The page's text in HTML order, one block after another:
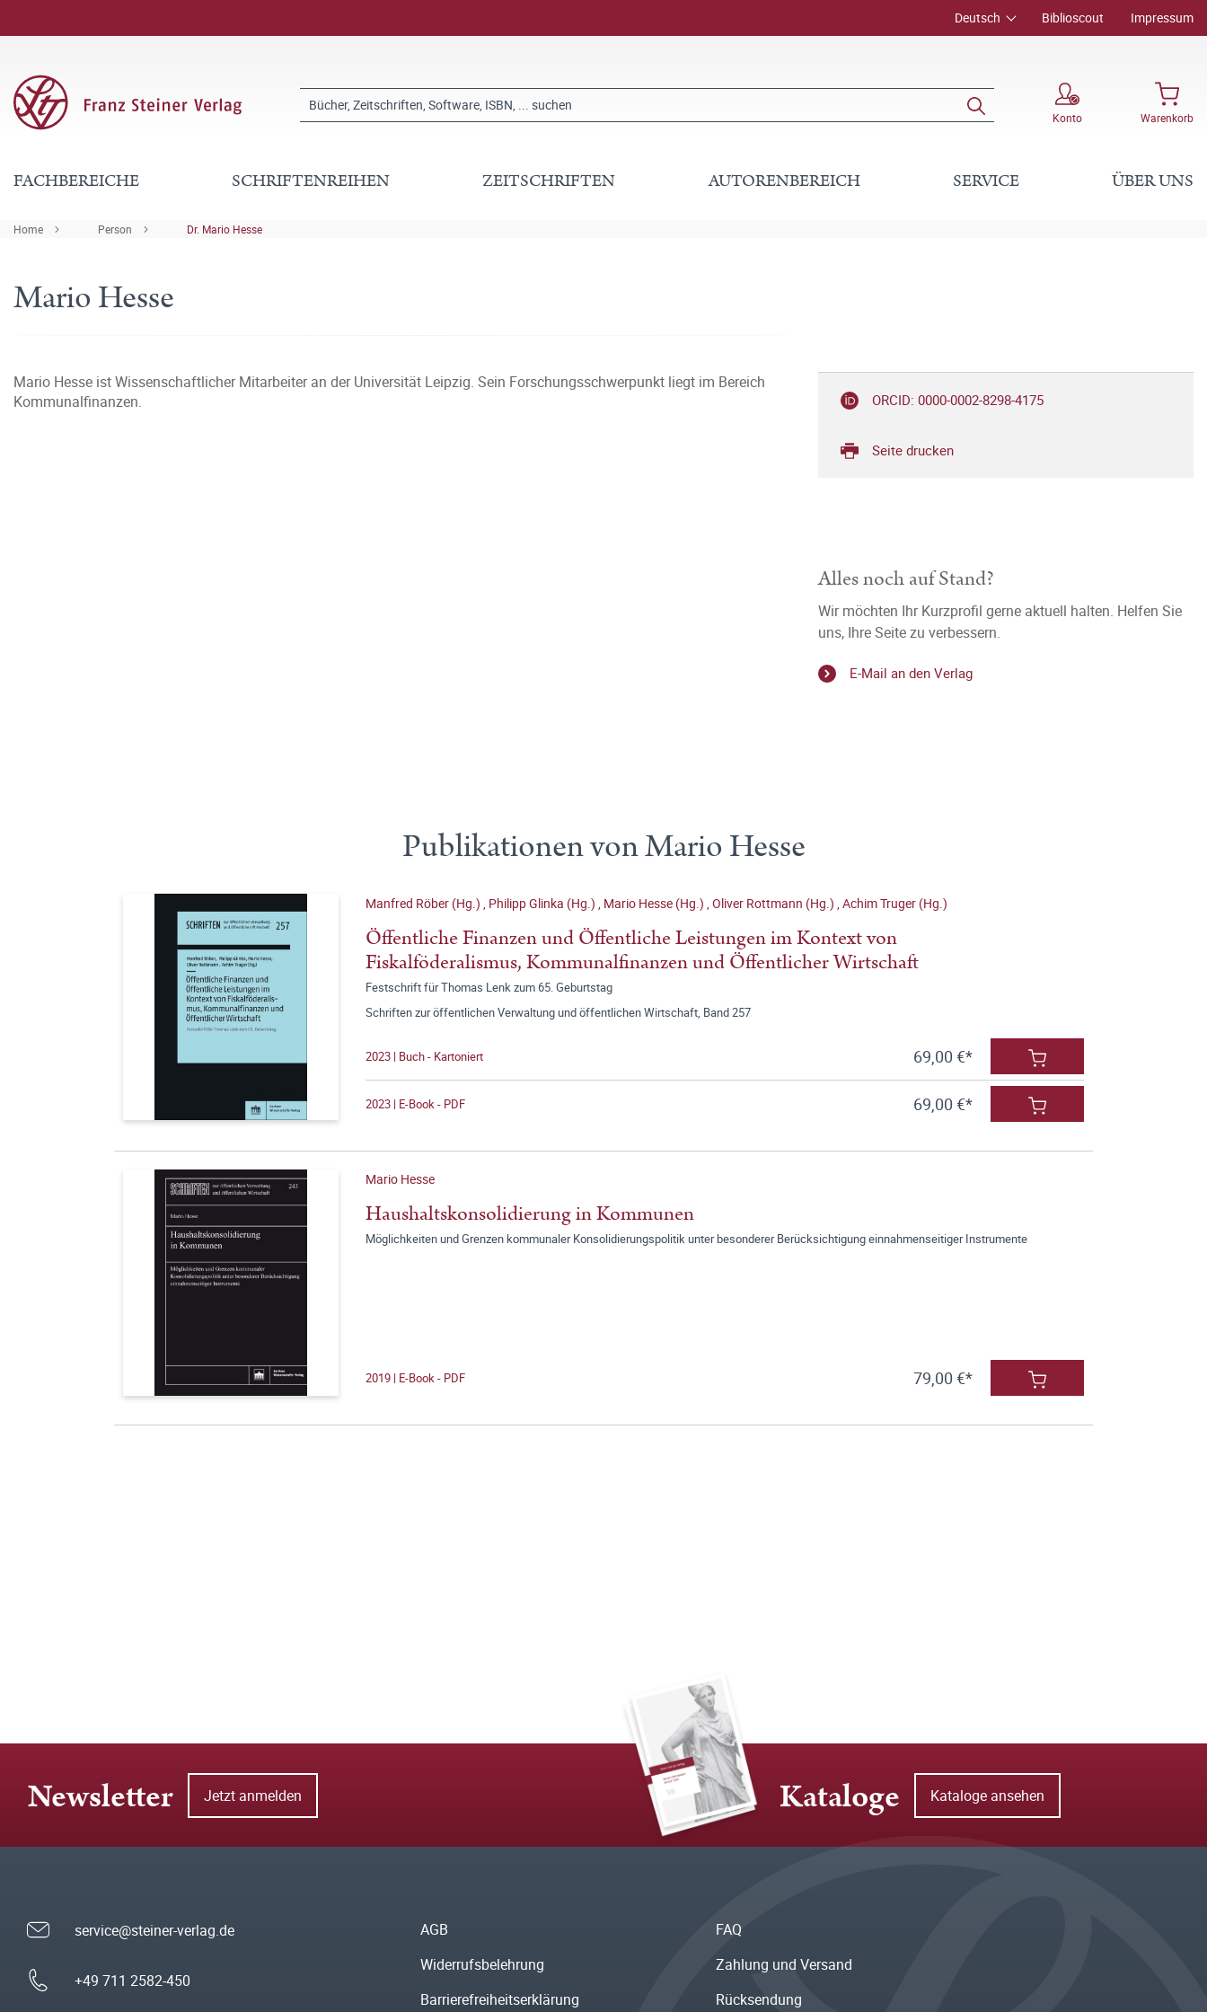
Deutsch Biblioscout Impressum
Konto Warenkorb
FACHBEREICHE SCHRIFTENREIHEN ZEITSCHRIFTEN AUTORENBEREICH SERVICE ÜBER UNS
Home Person Dr. Mario Hesse
Mario Hesse
Mario Hesse ist Wissenschaftlicher Mitarbeiter an der Universität Leipzig. Sein Forschungsschwerpunkt liegt im Bereich
Kommunalfinanzen.
ORCID: 0000-0002-8298-4175
Seite drucken
Alles noch auf Stand?
Wir möchten Ihr Kurzprofil gerne aktuell halten. Helfen Sie
uns, Ihre Seite zu verbessern.
E-Mail an den Verlag
Publikationen von Mario Hesse
Manfred Röber (Hg.) , Philipp Glinka (Hg.) , Mario Hesse (Hg.) ,Oliver Rottmann (Hg.) ,Achim Truger (Hg.)
Öffentliche Finanzen und Öffentliche Leistungen im Kontext von
Fiskalföderalismus, Kommunalfinanzen und Öffentlicher Wirtschaft
Festschrift für Thomas Lenk zum 65. Geburtstag
Schriften zur öffentlichen Verwaltung und öffentlichen Wirtschaft, Band 257
2023 | Buch - Kartoniert 69,00 €*
2023 | E-Book - PDF 69,00 €*
Mario Hesse
Haushaltskonsolidierung in Kommunen
Möglichkeiten und Grenzen kommunaler Konsolidierungspolitik unter besonderer Berücksichtigung einnahmenseitiger Instrumente
2019 | E-Book - PDF 79,00 €*
Newsletter Jetzt anmelden Kataloge Kataloge ansehen
service@steiner-verlag.de
+49 711 2582-450
AGB
Widerrufsbelehrung
Barrierefreiheitserklärung
FAQ
Zahlung und Versand
Rücksendung